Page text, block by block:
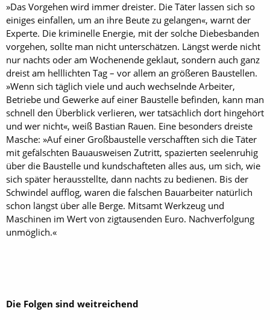
»Das Vorgehen wird immer dreister. Die Täter lassen sich so
einiges einfallen, um an ihre Beute zu gelangen«, warnt der
Experte. Die kriminelle Energie, mit der solche Diebesbanden
vorgehen, sollte man nicht unterschätzen. Längst werde nicht
nur nachts oder am Wochenende geklaut, sondern auch ganz
dreist am helllichten Tag – vor allem an größeren Baustellen.
»Wenn sich täglich viele und auch wechselnde Arbeiter,
Betriebe und Gewerke auf einer Baustelle befinden, kann man
schnell den Überblick verlieren, wer tatsächlich dort hingehört
und wer nicht«, weiß Bastian Rauen. Eine besonders dreiste
Masche: »Auf einer Großbaustelle verschafften sich die Täter
mit gefälschten Bauausweisen Zutritt, spazierten seelenruhig
über die Baustelle und kundschafteten alles aus, um sich, wie
sich später herausstellte, dann nachts zu bedienen. Bis der
Schwindel aufflog, waren die falschen Bauarbeiter natürlich
schon längst über alle Berge. Mitsamt Werkzeug und
Maschinen im Wert von zigtausenden Euro. Nachverfolgung
unmöglich.«
Die Folgen sind weitreichend